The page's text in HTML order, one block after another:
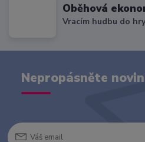
Oběhová
Vracím hudbu do hry
Nepropásněte